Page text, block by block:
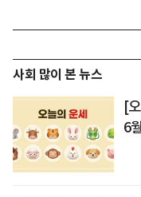
사회 많이 본 뉴스
[
6